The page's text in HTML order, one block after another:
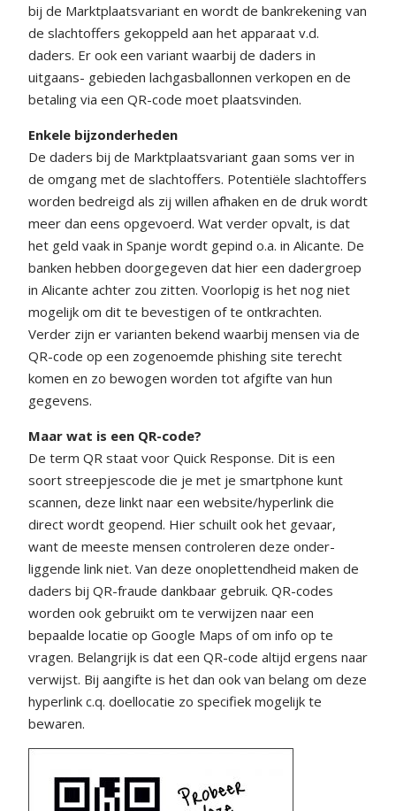
bij de Marktplaatsvariant en wordt de bankrekening van
de slachtoffers gekoppeld aan het apparaat v.d.
daders. Er ook een variant waarbij de daders in
uitgaans- gebieden lachgasballonnen verkopen en de
betaling via een QR-code moet plaatsvinden.
Enkele bijzonderheden
De daders bij de Marktplaatsvariant gaan soms ver in
de omgang met de slachtoffers. Potentiële slachtoffers
worden bedreigd als zij willen afhaken en de druk wordt
meer dan eens opgevoerd. Wat verder opvalt, is dat
het geld vaak in Spanje wordt gepind o.a. in Alicante. De
banken hebben doorgegeven dat hier een dadergroep
in Alicante achter zou zitten. Voorlopig is het nog niet
mogelijk om dit te bevestigen of te ontkrachten.
Verder zijn er varianten bekend waarbij mensen via de
QR-code op een zogenoemde phishing site terecht
komen en zo bewogen worden tot afgifte van hun
gegevens.
Maar wat is een QR-code?
De term QR staat voor Quick Response. Dit is een
soort streepjescode die je met je smartphone kunt
scannen, deze linkt naar een website/hyperlink die
direct wordt geopend. Hier schuilt ook het gevaar,
want de meeste mensen controleren deze onder-
liggende link niet. Van deze onoplettendheid maken de
daders bij QR-fraude dankbaar gebruik. QR-codes
worden ook gebruikt om te verwijzen naar een
bepaalde locatie op Google Maps of om info op te
vragen. Belangrijk is dat een QR-code altijd ergens naar
verwijst. Bij aangifte is het dan ook van belang om deze
hyperlink c.q. doellocatie zo specifiek mogelijk te
bewaren.